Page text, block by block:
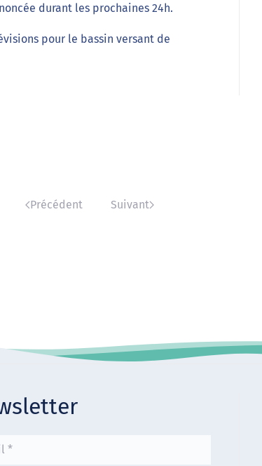
durant les prochaines 24h.
pour le bassin versant de
Précédent Suivant